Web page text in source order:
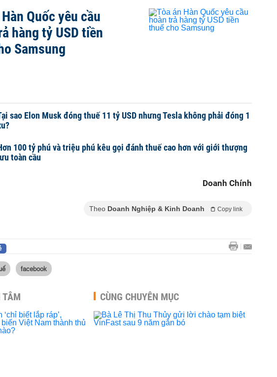
Quốc yêu cầu
hàng tỷ USD tiền
Samsung
sao Elon Musk đóng thuế 11 tỷ USD nhưng Tesla không phải đóng 1
100 tỷ phú và triệu phú kêu gọi đánh thuế cao hơn với giới thượng
lưu toàn cầu
Doanh Chính
Theo Doanh Nghiệp & Kinh Doanh Copy link
facebook
TÂM CÙNG CHUYÊN MỤC